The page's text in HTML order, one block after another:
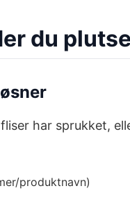
du
har sprukket,
produktnavn)